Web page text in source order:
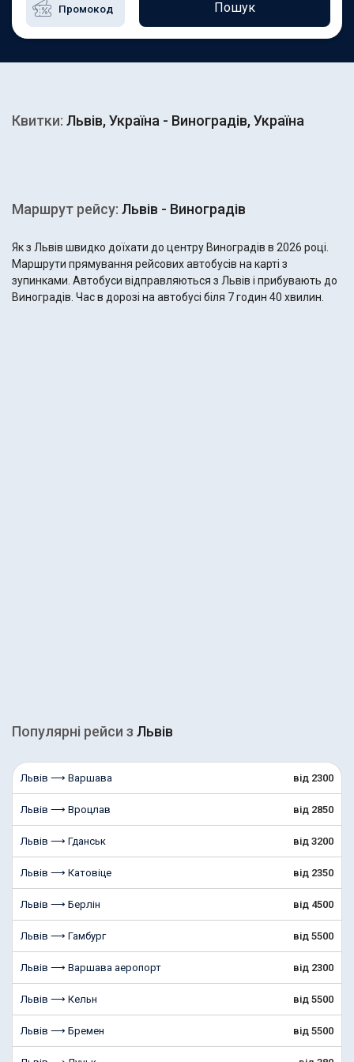
Пошук
Квитки: Львів, Україна - Виноградів, Україна
Маршрут рейсу: Львів - Виноградів
Як з Львів швидко доїхати до центру Виноградів в 2026 році.
Маршрути прямування рейсових автобусів на карті з
зупинками. Автобуси відправляються з Львів і прибувають до
Виноградів. Час в дорозі на автобусі біля 7 годин 40 хвилин.
Популярні рейcи з Львів
Львів ⟶ Варшава від 2300
Львів ⟶ Вроцлав від 2850
Львів ⟶ Гданськ від 3200
Львів ⟶ Катовіце від 2350
Львів ⟶ Берлін від 4500
Львів ⟶ Гамбург від 5500
Львів ⟶ Варшава аеропорт від 2300
Львів ⟶ Кельн від 5500
Львів ⟶ Бремен від 5500